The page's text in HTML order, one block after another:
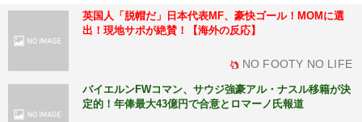
英国人「脱帽だ」日本代表MF、豪快ゴール！MOMに選
出！現地サポが絶賛！【海外の反応】
NO FOOTY NO LIFE
バイエルンFWコマン、サウジ強豪アル・ナスル移籍が決
定的！年俸最大43億円で合意とロマーノ氏報道